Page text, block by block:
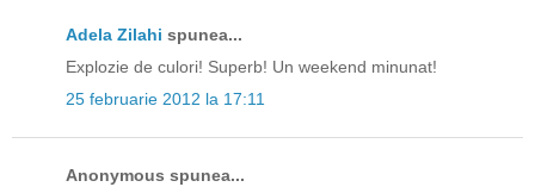
Adela Zilahi spunea...
Explozie de culori! Superb! Un weekend minunat!
25 februarie 2012 la 17:11
Anonymous spunea...